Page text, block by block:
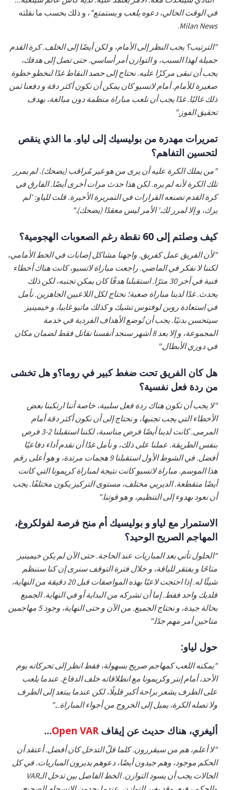
في الوقت الحالي، دعوه يلعب و يستمتع" ، و ذلك بحسب ما نقلته
Milan News
.
"الترتيب؟ يجب النظر إلى الأمام، و لكن أيضًا إلى الخلف. كرة القدم
جميلة لهذا السبب، و التوازن أمر أساسي. حتى تصل إلى هدفك،
يجب أن تبقى مركزًا عليه. نحتاج إلى حصد النقاط غدًا لنخطو خطوة
صغيرة للأمام. أمام لاتسيو كان يمكن أن نكون أكثر دقة و دفعنا ثمن
ذلك غاليًا. غدًا يجب أن نلعب مباراة منظمة دون مبالغة، بهدف
تحقيق الفوز."
تمريرات مهدرة من بوليسيك إلى لياو. ما الذي ينقص
لتحسين التفاهم؟
"من يملك الكرة عليه أن يرى من هو غير مُراقب (يضحك). لم يمرر
تلك الكرة لأنه لم يره. لكن هذا حدث مرات أخرى أيضًا. الفارق في
كرة القدم تصنعه القرارات في التمريرة الأخيرة. قلت للياو: 'لم
يرك، و إلا لمرر لك.' الأمر ليس معقدًا (يضحك)."
كيف وصلتم إلى 60 نقطة رغم الصعوبات الهجومية؟
"لأن الفريق عمل كفريق. واجهنا مشاكل إصابات في الخط الأمامي،
لكننا لا نفكر في الماضي. راجعت مباراة لاتسيو، كانت هناك أخطاء
فنية في آخر 30 مترًا. استقبلنا هدفًا كان يمكن تجنبه، لكن ذلك
يحدث. غدًا لدينا مباراة صعبة؛ نحتاج لكل اللاعبين الجاهزين. نأمل
في استعادة روبن لوفتوس تشيك و كذلك ماتيو غابيا، و خيمينيز
سيتحسن بدنيًا. يجب أن تُوضع الأهداف الفردية في خدمة
المجموعة، و إلا بعد 8 أشهر سنجد أنفسنا نقاتل فقط لضمان مكان
في دوري الأبطال."
هل كان الفريق تحت ضغط كبير في روما؟و هل تخشى
من ردة فعل نفسية؟
"لا يجب أن تكون هناك ردة فعل سلبية، خاصة أننا ارتكبنا بعض
الأخطاء التي يجب تجنبها، و نحتاج إلى أن نكون أكثر دقة أمام
المرمى. كانت لدينا أيضًا فرص مناسبة، لكننا استقبلنا 2-3 فرص
بنفس الطريقة. عملنا على ذلك، و نأمل غدًا أن نقدم أداء دفاعيًا
أفضل. في الشوط الأول استقبلنا 9 هجمات مرتدة، و هو أعلى رقم
هذا الموسم. مباراة لاتسيو كانت نتيجة لمباراة كريمونا التي كانت
أيضًا متقطعة. الديربي مختلف، مستوى التركيز يكون مختلفًا. يجب
أن نعود بهدوء إلى التنظيم، و هو قوتنا."
الاستمرار مع لياو و بوليسيك أم منح فرصة لفولكروغ،
المهاجم الصريح الوحيد؟
"الحلول تأتي بعد المباريات عند الحاجة. حتى الآن لم يكن خيمينيز
متاحًا و يفتقر للياقة، و خلال فترة التوقف سنرى إن كنا سننظم
شيئًا له. إذا احتجت لاعبًا بهذه المواصفات قبل 20 دقيقة من النهاية،
فلديك واحد فقط. إما أن تشركه من البداية أو في النهاية. الجميع
بحالة جيدة، و نحتاج الجميع. من الآن و حتى النهاية، وجود 5 مهاجمين
متاحين أمر مهم جدًا."
حول لياو:
"يمكنه اللعب كمهاجم صريح بسهولة، فقط انظر إلى تحركاته يوم
الأحد، أمام إنتر وكريمونا مع انطلاقاته خلف الدفاع. عندما يلعب
على الطرف يشعر براحة أكبر قليلًا، لكن عندما يبتعد إلى الطرف
ولا تصله الكرة، يميل إلى الخروج من أجواء المباراة..."
أليغري، هناك حديث عن إيقافOpen VAR
...
"لا أعلم، هم من سيقررون. كلما قلّ التدخل كان أفضل. أعتقد أن
الحكم موجود، وهم جيدون أيضًا، دعوهم يديرون المباريات. في كل
الحالات يجب أن يسود التوازن. الخط الفاصل بين تدخل الـVAR